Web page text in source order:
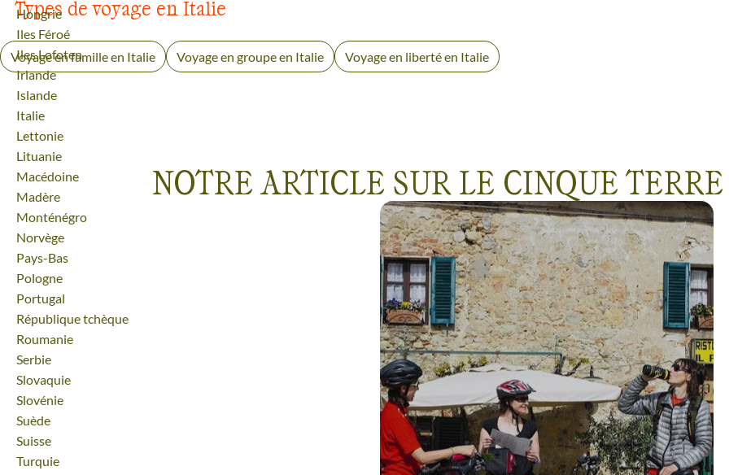
Voyage
Hongrie
Voyage
Iles Féroé
Voyage
Iles Lofoten
Voyage
Irlande
Voyage
Islande
Voyage
Italie
Voyage
Lettonie
Voyage
Lituanie
Voyage
Macédoine
Voyage
Madère
Voyage
Monténégro
Voyage
Norvège
Voyage
Pays-Bas
Voyage
Pologne
Voyage
Portugal
Voyage
République tchèque
Voyage
Roumanie
Voyage
Serbie
Voyage
Slovaquie
Voyage
Slovénie
Voyage
Suède
Voyage
Suisse
Voyage
Turquie
Types de voyage en Italie
Voyage en famille en Italie Voyage en groupe en Italie Voyage en liberté en Italie
NOTRE ARTICLE SUR LE CINQUE